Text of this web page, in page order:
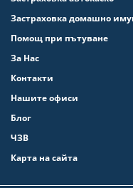
Застраховка домашно
Помощ при пътуване
За Нас
Контакти
Нашите офиси
Блог
ЧЗВ
Карта на сайта